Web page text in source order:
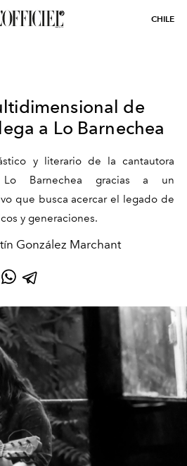
CHILE
de
a Lo Barnechea
y literario de la cantautora
Barnechea gracias a un
que busca acercar el legado de
y generaciones.
González Marchant